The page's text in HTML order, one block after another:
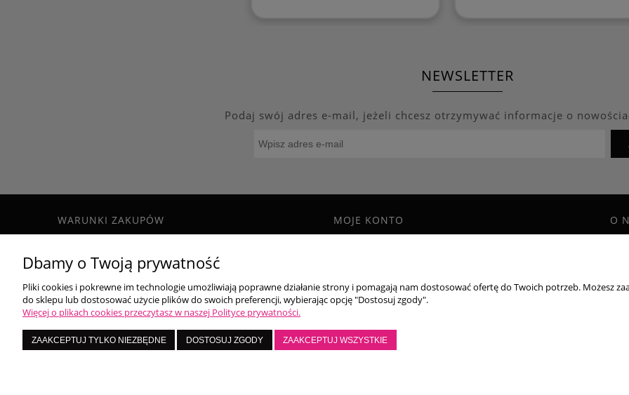
NEWSLETTER
Podaj swój adres e-mail, jeżeli chcesz otrzymywać informacje o
WARUNKI ZAKUPÓW
Formy płatności
Czas i koszty dostawy
Zwroty i reklamacje
Polityka prywatności
MOJE KONTO
Przechowalnia
O
LoversNails Paulina Wiktorowicz | Brzozowa 7, 05-300 Targówka, woj mazowieckie | NIP:
Kontakt pn - pt: 8:00 - 16:00 |
Dbamy o Twoją prywatność
Pliki cookies i pokrewne im technologie umożliwiają poprawne działanie strony i pomagają nam dostosować ofertę do Twoich potrzeb. Możesz
do sklepu lub dostosować użycie plików do swoich preferencji, wybierając opcję "Dostosuj zgody".
Więcej o plikach cookies przeczytasz w naszej Polityce prywatności.
ZAAKCEPTUJ TYLKO NIEZBĘDNE DOSTOSUJ ZGODY ZAAKCEPTUJ WSZYSTKIE